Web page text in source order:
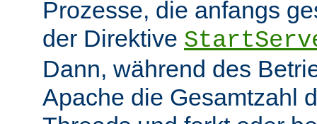
Prozesse, die anfangs
der Direktive
Dann, während des
Apache die Gesamtzahl